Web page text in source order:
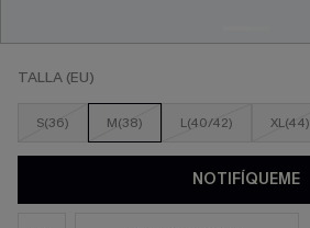
TALLA (EU)
S(36) M(38) L(40/42) XL(44)
NOTIFÍQUEME